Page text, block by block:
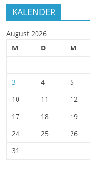
KALENDER
August 2026
M
D M
3
4 5
10
11 12
17
18 19
24
25 26
31